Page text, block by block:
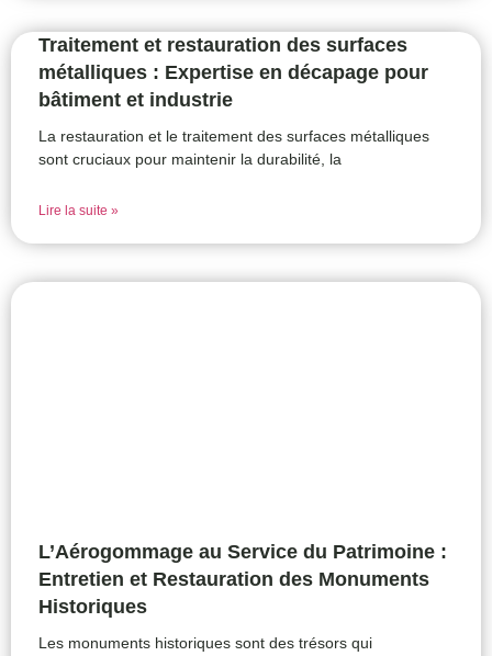
Traitement et restauration des surfaces
métalliques : Expertise en décapage pour
bâtiment et industrie
La restauration et le traitement des surfaces métalliques
sont cruciaux pour maintenir la durabilité, la
Lire la suite »
L’Aérogommage au Service du Patrimoine :
Entretien et Restauration des Monuments
Historiques
Les monuments historiques sont des trésors qui